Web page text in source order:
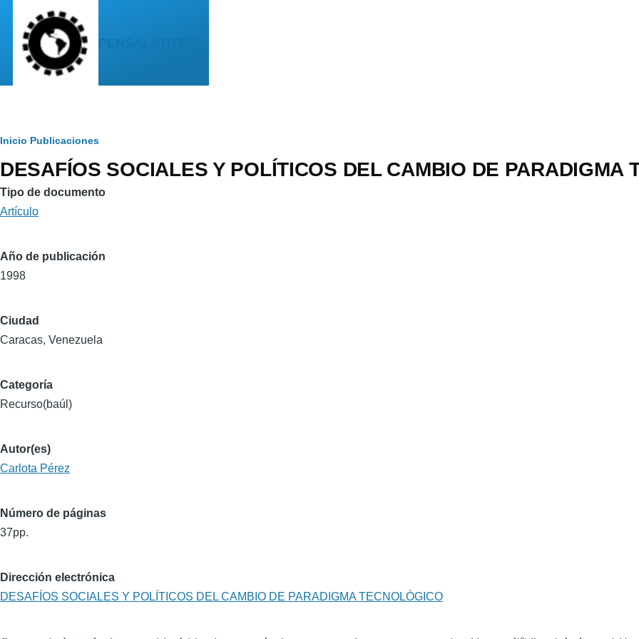
Pasar al contenido principal
Sobrescribir
enlaces
de
ayuda
a
la
Inicio Publicaciones
DESAFÍOS SOCIALES Y POLÍTICOS DEL CAMBIO DE PARADIGMA
Tipo de documento
Artículo
Año de publicación
1998
Ciudad
Caracas, Venezuela
Categoría
Recurso(baúl)
Autor(es)
Carlota Pérez
Número de páginas
37pp.
Dirección electrónica
DESAFÍOS SOCIALES Y POLÍTICOS DEL CAMBIO DE PARADIGMA TECNOLÓGICO